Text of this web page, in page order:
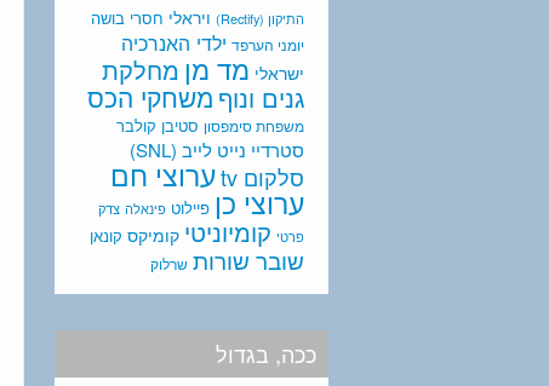
התיקון (Rectify) ויראלי חסרי בושה
יומני הערפד ילדי האנרכיה
ישראלי מד מן מחלקת
גנים ונוף משחקי הכס
משפחת סימפסון סטיבן קולבר
סטרדיי נייט לייב (SNL)
סלקום tv ערוצי חם
ערוצי כן פיילוט פינאלה צדק
פרטי קומיוניטי קומיקס קונאן
שובר שורות שרלוק
ככה, בגדול